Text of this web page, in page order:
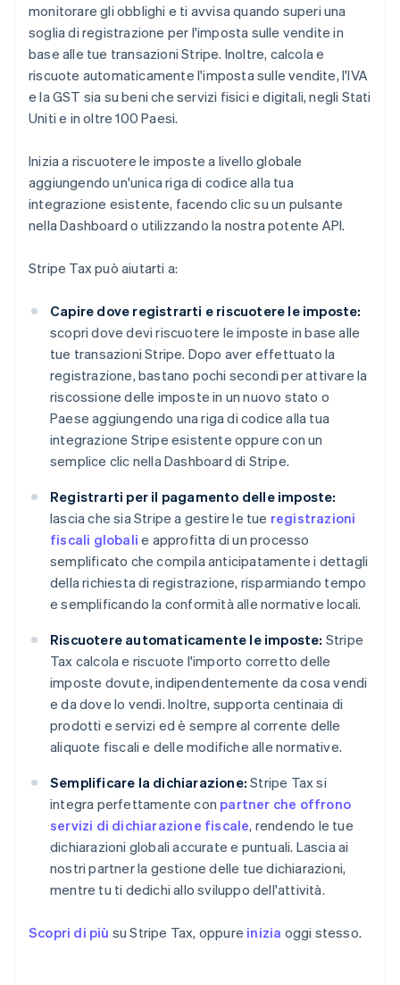
monitorare gli obblighi e ti avvisa quando superi una
soglia di registrazione per l'imposta sulle vendite in
base alle tue transazioni Stripe. Inoltre, calcola e
riscuote automaticamente l'imposta sulle vendite, l'IVA
e la GST sia su beni che servizi fisici e digitali, negli Stati
Uniti e in oltre 100 Paesi.
Inizia a riscuotere le imposte a livello globale
aggiungendo un'unica riga di codice alla tua
integrazione esistente, facendo clic su un pulsante
nella Dashboard o utilizzando la nostra potente API.
Stripe Tax può aiutarti a:
Capire dove registrarti e riscuotere le imposte:
scopri dove devi riscuotere le imposte in base alle
tue transazioni Stripe. Dopo aver effettuato la
registrazione, bastano pochi secondi per attivare la
riscossione delle imposte in un nuovo stato o
Paese aggiungendo una riga di codice alla tua
integrazione Stripe esistente oppure con un
semplice clic nella Dashboard di Stripe.
Registrarti per il pagamento delle imposte:
lascia che sia Stripe a gestire le tue registrazioni
fiscali globali e approfitta di un processo
semplificato che compila anticipatamente i dettagli
della richiesta di registrazione, risparmiando tempo
e semplificando la conformità alle normative locali.
Riscuotere automaticamente le imposte: Stripe
Tax calcola e riscuote l'importo corretto delle
imposte dovute, indipendentemente da cosa vendi
e da dove lo vendi. Inoltre, supporta centinaia di
prodotti e servizi ed è sempre al corrente delle
aliquote fiscali e delle modifiche alle normative.
Semplificare la dichiarazione: Stripe Tax si
integra perfettamente con partner che offrono
servizi di dichiarazione fiscale, rendendo le tue
dichiarazioni globali accurate e puntuali. Lascia ai
nostri partner la gestione delle tue dichiarazioni,
mentre tu ti dedichi allo sviluppo dell'attività.
Scopri di più su Stripe Tax, oppure inizia oggi stesso.